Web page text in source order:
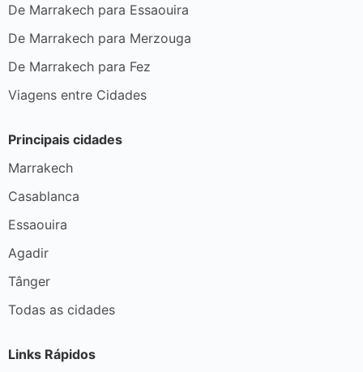
De Marrakech para Essaouira
De Marrakech para Merzouga
De Marrakech para Fez
Viagens entre Cidades
Principais cidades
Marrakech
Casablanca
Essaouira
Agadir
Tânger
Todas as cidades
Links Rápidos